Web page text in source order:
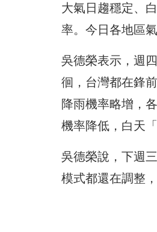
大氣日趨穩定、
率。今日各地區
吳德榮表示，週
徊，台灣都在鋒
降雨機率略增，
機率降低，白天
吳德榮說，下週
模式都還在調整，